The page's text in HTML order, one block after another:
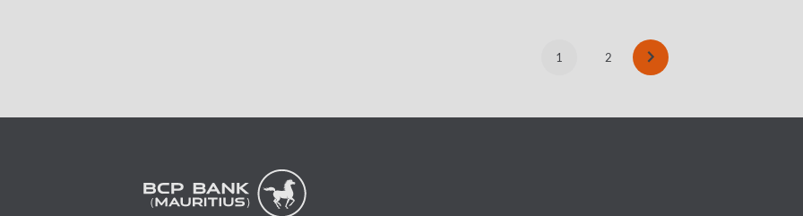
Current
1 Page
2